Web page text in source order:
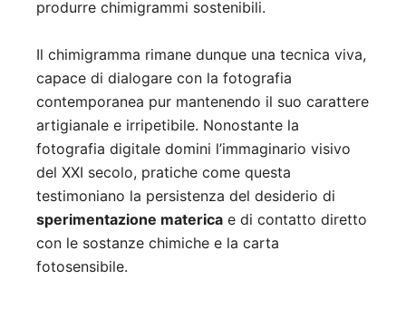
produrre chimigrammi sostenibili.
Il chimigramma rimane dunque una tecnica viva,
capace di dialogare con la fotografia
contemporanea pur mantenendo il suo carattere
artigianale e irripetibile. Nonostante la
fotografia digitale domini l’immaginario visivo
del XXI secolo, pratiche come questa
testimoniano la persistenza del desiderio di
sperimentazione materica e di contatto diretto
con le sostanze chimiche e la carta
fotosensibile.